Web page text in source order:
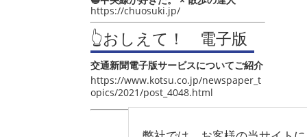
https://chuosuki.jp/
👆おしえて！ 電子版
交通新聞電子版サービスについてご紹介
https://www.kotsu.co.jp/newspaper_t
opics/2021/post_4048.html